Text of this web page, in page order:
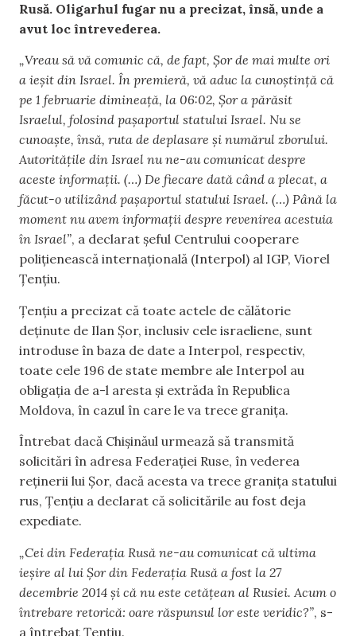
Rusă. Oligarhul fugar nu a precizat, însă, unde a
avut loc întrevederea.
„Vreau să vă comunic că, de fapt, Șor de mai multe ori
a ieșit din Israel. În premieră, vă aduc la cunoștință că
pe 1 februarie dimineață, la 06:02, Șor a părăsit
Israelul, folosind pașaportul statului Israel. Nu se
cunoaște, însă, ruta de deplasare și numărul zborului.
Autoritățile din Israel nu ne-au comunicat despre
aceste informații. (…) De fiecare dată când a plecat, a
făcut-o utilizând pașaportul statului Israel. (…) Până la
moment nu avem informații despre revenirea acestuia
în Israel”, a declarat șeful Centrului cooperare
polițienească internațională (Interpol) al IGP, Viorel
Țențiu.
Țențiu a precizat că toate actele de călătorie
deținute de Ilan Șor, inclusiv cele israeliene, sunt
introduse în baza de date a Interpol, respectiv,
toate cele 196 de state membre ale Interpol au
obligația de a-l aresta și extrăda în Republica
Moldova, în cazul în care le va trece granița.
Întrebat dacă Chișinăul urmează să transmită
solicitări în adresa Federației Ruse, în vederea
reținerii lui Șor, dacă acesta va trece granița statului
rus, Țențiu a declarat că solicitările au fost deja
expediate.
„Cei din Federația Rusă ne-au comunicat că ultima
ieșire al lui Șor din Federația Rusă a fost la 27
decembrie 2014 și că nu este cetățean al Rusiei. Acum o
întrebare retorică: oare răspunsul lor este veridic?”, s-
a întrebat Țențiu.